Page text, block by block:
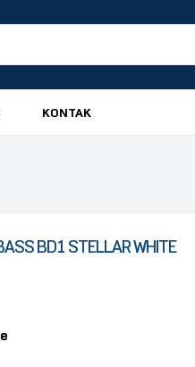
KONTAK
BD1 STELLAR WHITE